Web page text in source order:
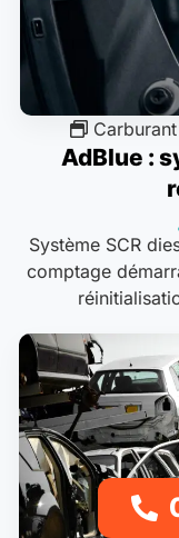
AdBlue :
Système SCR
comptage